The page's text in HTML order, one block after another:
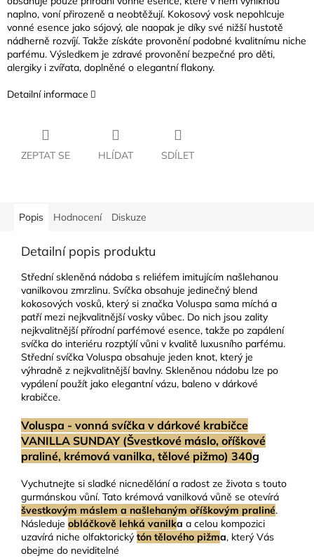
naplno, voní přirozeně a neobtěžují. Kokosový vosk nepohlcuje
vonné esence jako sójový, ale naopak je díky své nižší hustotě
nádherně rozvíjí. Takže získáte provonění podobné kvalitnímu niche
parfému. Výsledkem je zdravé provonění bezpečné pro děti,
alergiky i zvířata, doplněné o elegantní flakony.
Detailní informace
ZEPTAT SE HLÍDAT SDÍLET
Popis Hodnocení Diskuze
Detailní popis produktu
Střední skleněná nádoba s reliéfem imitujícím našlehanou
vanilkovou zmrzlinu. Svíčka obsahuje jedinečný blend
kokosových vosků, který si značka Voluspa sama míchá a
patří mezi nejkvalitnější vosky vůbec. Do nich jsou zality
nejkvalitnější přírodní parfémové esence, takže po zapálení
svíčka do interiéru rozptýlí vůni v kvalitě luxusního parfému.
Střední svíčka Voluspa obsahuje jeden knot, který je
výhradně z nejkvalitnější bavlny. Skleněnou nádobu lze po
vypálení použít jako elegantní vázu, baleno v dárkové
krabičce.
Voluspa - vonná svíčka v dárkové krabičce
VANILLA SUNDAY (Švestkové máslo, oříškové
praliné, krémová vanilka, tělové pižmo) 340g
Vychutnejte si sladké nicnedělání a radost ze života s touto
gurmánskou vůní. Tato krémová vanilková vůně se otevírá
švestkovým máslem a našlehaným oříškovým praliné.
Následuje obláčkově lehká vanilka a celou kompozici
uzavírá niche olfaktorický tón tělového pižma, který Vás
obejme do neviditelné